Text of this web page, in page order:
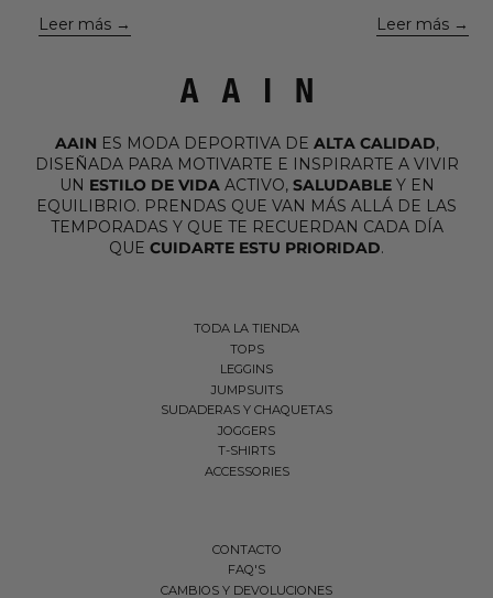
Leer más Leer más
AAIN ES MODA DEPORTIVA DE ALTA CALIDAD,
DISEÑADA PARA MOTIVARTE E INSPIRARTE A VIVIR
UN ESTILO DE VIDA ACTIVO, SALUDABLEY EN
EQUILIBRIO. PRENDAS QUE VAN MÁS ALLÁ DE LAS
TEMPORADAS Y QUE TE RECUERDAN CADA DÍA
QUE CUIDARTE ESTU PRIORIDAD.
TODA LA TIENDA
TOPS
LEGGINS
JUMPSUITS
SUDADERAS Y CHAQUETAS
JOGGERS
T-SHIRTS
ACCESSORIES
CONTACTO
FAQ'S
CAMBIOS Y DEVOLUCIONES